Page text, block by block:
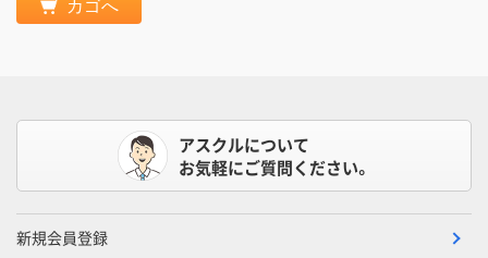
カゴへ
アスクルについて
お気軽にご質問ください。
新規会員登録